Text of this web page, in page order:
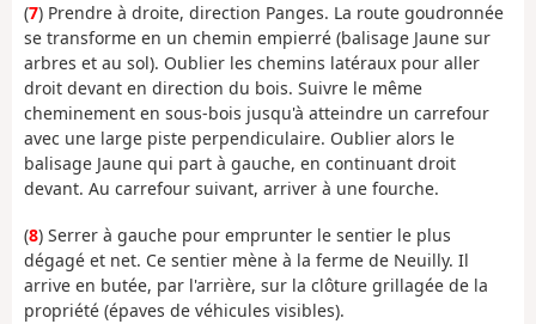
(7) Prendre à droite, direction Panges. La route goudronnée
se transforme en un chemin empierré (balisage Jaune sur
arbres et au sol). Oublier les chemins latéraux pour aller
droit devant en direction du bois. Suivre le même
cheminement en sous-bois jusqu'à atteindre un carrefour
avec une large piste perpendiculaire. Oublier alors le
balisage Jaune qui part à gauche, en continuant droit
devant. Au carrefour suivant, arriver à une fourche.
(8) Serrer à gauche pour emprunter le sentier le plus
dégagé et net. Ce sentier mène à la ferme de Neuilly. Il
arrive en butée, par l'arrière, sur la clôture grillagée de la
propriété (épaves de véhicules visibles).